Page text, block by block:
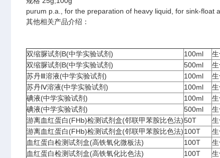
purum p.a., for the preparation of heavy liquid, for sink-float
其他相关产品介绍：
双缩脲试剂B(中学实验试剂) 100ml
双缩脲试剂B(中学实验试剂)
500ml
苏丹Ⅲ溶液(中学实验试剂)
100ml
苏丹Ⅳ溶液(中学实验试剂)
100ml
碘液(中学实验试剂)
100ml
碘液(中学实验试剂)
500ml
游离血红蛋白(FHb)检测试剂盒(邻联甲苯胺比色法)50T
游离血红蛋白(FHb)检测试剂盒(邻联甲苯胺比色法)100T
血红蛋白检测试剂盒(高铁氧化微板法)
100T
血红蛋白检测试剂盒(高铁氧化比色法)
100T